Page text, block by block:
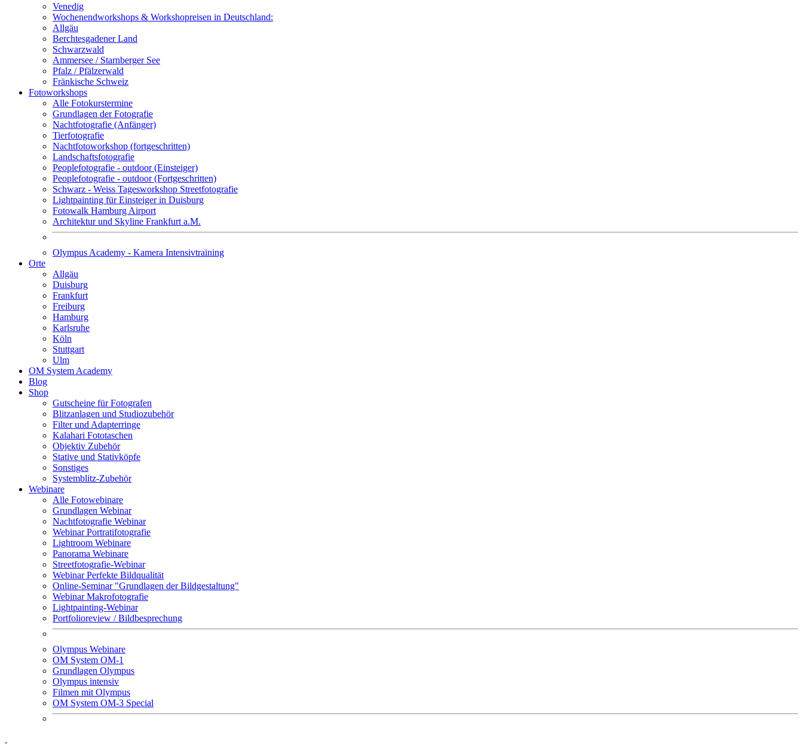
Venedig
Wochenendworkshops & Workshopreisen in Deutschland:
Allgäu
Berchtesgadener Land
Schwarzwald
Ammersee / Starnberger See
Pfalz / Pfälzerwald
Fränkische Schweiz
Fotoworkshops
Alle Fotokurstermine
Grundlagen der Fotografie
Nachtfotografie (Anfänger)
Tierfotografie
Nachtfotoworkshop (fortgeschritten)
Landschaftsfotografie
Peoplefotografie - outdoor (Einsteiger)
Peoplefotografie - outdoor (Fortgeschritten)
Schwarz - Weiss Tagesworkshop Streetfotografie
Lightpainting für Einsteiger in Duisburg
Fotowalk Hamburg Airport
Architektur und Skyline Frankfurt a.M.
Olympus Academy - Kamera Intensivtraining
Orte
Allgäu
Duisburg
Frankfurt
Freiburg
Hamburg
Karlsruhe
Köln
Stuttgart
Ulm
OM System Academy
Blog
Shop
Gutscheine für Fotografen
Blitzanlagen und Studiozubehör
Filter und Adapterringe
Kalahari Fototaschen
Objektiv Zubehör
Stative und Stativköpfe
Sonstiges
Systemblitz-Zubehör
Webinare
Alle Fotowebinare
Grundlagen Webinar
Nachtfotografie Webinar
Webinar Portratifotografie
Lightroom Webinare
Panorama Webinare
Streetfotografie-Webinar
Webinar Perfekte Bildqualität
Online-Seminar "Grundlagen der Bildgestaltung"
Webinar Makrofotografie
Lightpainting-Webinar
Portfolioreview / Bildbesprechung
Olympus Webinare
OM System OM-1
Grundlagen Olympus
Olympus intensiv
Filmen mit Olympus
OM System OM-3 Special